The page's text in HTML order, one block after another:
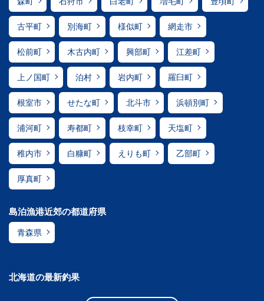
古平町 別海町 様似町 網走市
松前町 木古内町 興部町 江差町
上ノ国町 泊村 岩内町 羅臼町
根室市 せたな町 北斗市 浜頓別町
浦河町 寿都町 枝幸町 天塩町
稚内市 白糠町 えりも町 乙部町
厚真町
島泊漁港近郊の都道府県
青森県
北海道の最新釣果